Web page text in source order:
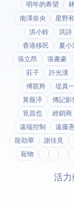
明年的希望
南澤奈央
星野
洪小鈴
洪詩
香港移民
夏小
張立昂
張書豪
莊子
許光漢
傅凱羚
堤真一
黃薇渟
傳記影
筧昌也
經銷商
遠端控制
遠藤
龍劭華
謝佳見
寵物
©